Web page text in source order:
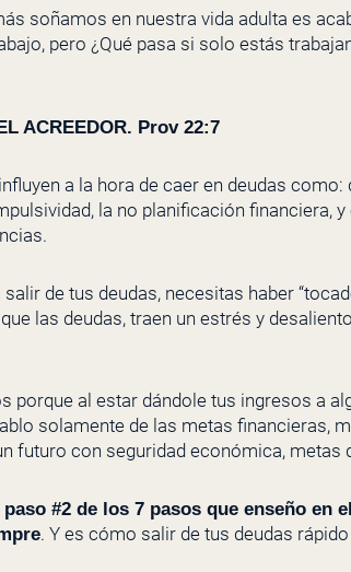
soñamos en nuestra vida adulta es
pero ¿Qué pasa si solo estás
ACREEDOR. Prov 22:7
a la hora de caer en deudas
la no planificación financiera,
de tus deudas, necesitas haber
las deudas, traen un estrés y
porque al estar dándole tus ingresos a
solamente de las metas financieras,
futuro con seguridad económica, metas
paso #2 de los 7 pasos que enseño en
. Y es cómo salir de tus deudas